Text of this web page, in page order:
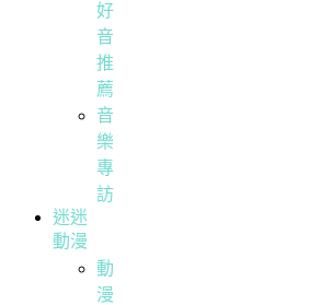
好
音
推
薦
音
樂
專
訪
迷迷
動漫
動
漫